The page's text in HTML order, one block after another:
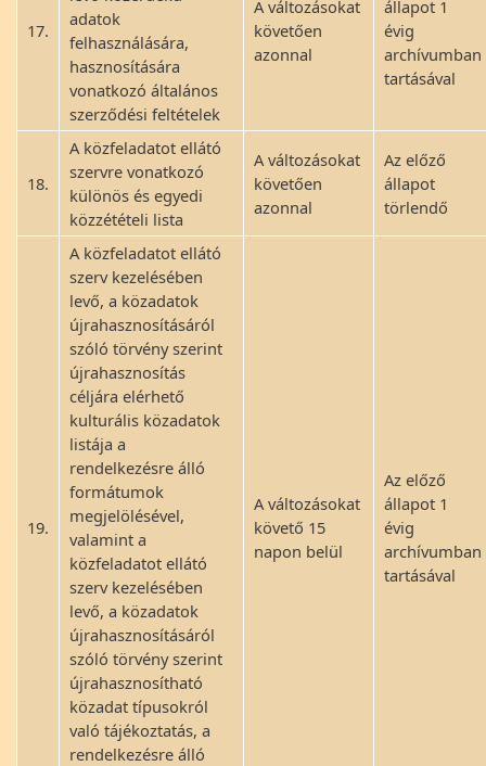
17.
adatok
felhasználására,
hasznosítására
vonatkozó általános
szerződési feltételek
A változásokat
követően
azonnal
állapot 1
évig
archívumban
tartásával
18.
A közfeladatot ellátó
szervre vonatkozó
különös és egyedi
közzétételi lista
A változásokat
követően
azonnal
Az előző
állapot
törlendő
19.
A közfeladatot ellátó
szerv kezelésében
levő, a közadatok
újrahasznosításáról
szóló törvény szerint
újrahasznosítás
céljára elérhető
kulturális közadatok
listája a
rendelkezésre álló
formátumok
megjelölésével,
valamint a
közfeladatot ellátó
szerv kezelésében
levő, a közadatok
újrahasznosításáról
szóló törvény szerint
újrahasznosítható
közadat típusokról
való tájékoztatás, a
rendelkezésre álló
A változásokat
követő 15
napon belül
Az előző
állapot 1
évig
archívumban
tartásával